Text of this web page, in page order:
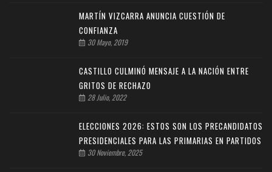
MARTÍN VIZCARRA ANUNCIA CUESTIÓN DE
CONFIANZA
30 Mayo, 2019
CASTILLO CULMINÓ MENSAJE A LA NACIÓN ENTRE
GRITOS DE RECHAZO
28 Julio, 2022
ELECCIONES 2026: ESTOS SON LOS PRECANDIDATOS
PRESIDENCIALES PARA LAS PRIMARIAS EN PARTIDOS
30 Noviembre, 2025